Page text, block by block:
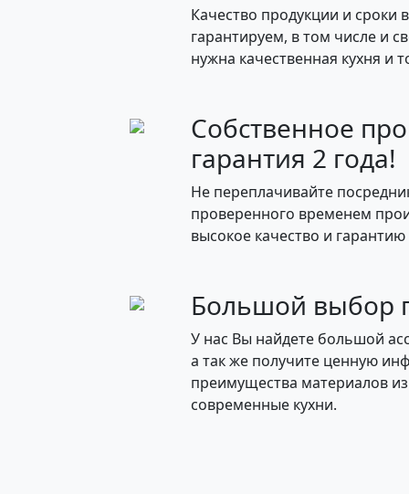
Качество продукции и сроки
гарантируем, в том числе и
нужна качественная кухня и
Собственное
гарантия 2 года!
Не переплачивайте
проверенного временем
высокое качество и гарантию
Большой выбор
У нас Вы найдете большой
а так же получите ценную
преимущества материалов
современные кухни.